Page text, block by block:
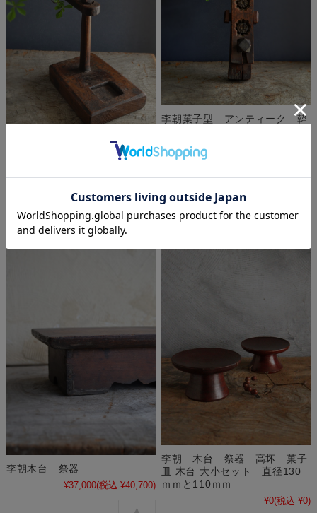
李朝菓子型 アンティーク 韓
李朝木台 祭器
¥37,000(税込 ¥40,700)
李朝 木台 祭器 高坏 菓子
皿 木台 大小セット 直径130
ｍｍと110ｍｍ
¥0(税込 ¥0)